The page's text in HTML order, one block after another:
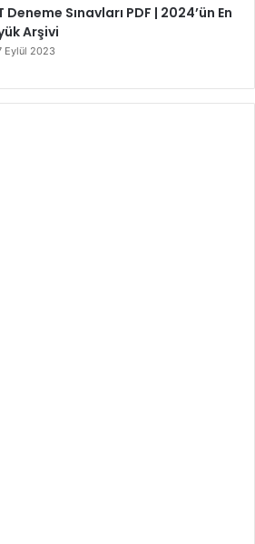
Deneme Sınavları PDF | 2024’ün En
Arşivi
Eylül 2023